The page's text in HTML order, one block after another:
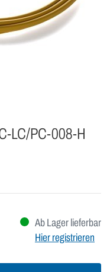
LC/PC-008-H
Ab Lager lieferbar
Hier registrieren